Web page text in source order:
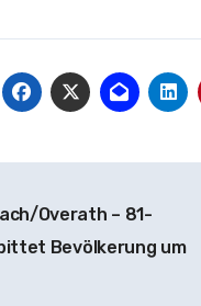
Overath – 81-
Bevölkerung um